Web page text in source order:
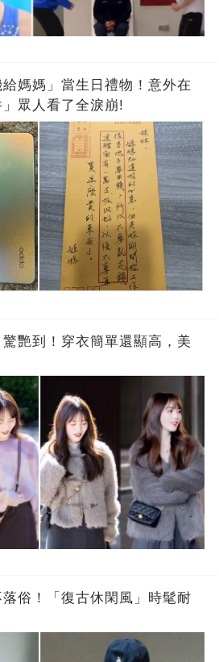
媽媽」當生日禮物！意外在
眾人看了全淚崩!
艷到！穿衣簡單還顯高，美
俗！「復古休閑風」時髦耐